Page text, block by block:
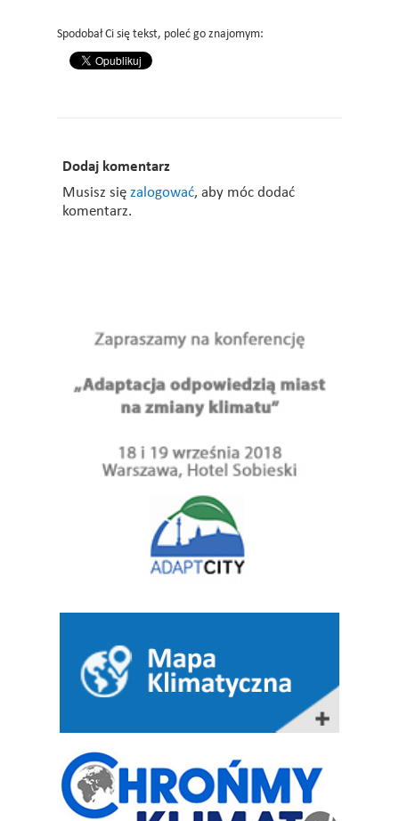
Spodobał Ci się tekst, poleć go znajomym:
Dodaj komentarz
Musisz się zalogować, aby móc dodać
komentarz.